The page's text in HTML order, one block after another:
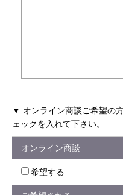
▼ オンライン商談ご希望の
ェックを入れて下さい。
オンライン商談
希望する